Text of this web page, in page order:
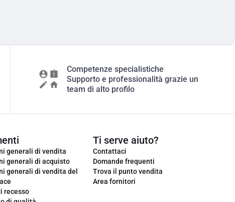
Competenze specialistiche
Supporto e professionalità grazie un
team di alto profilo
generali di vendita
generali di acquisto
generali di vendita del
recesso
Ti serve aiuto?
Contattaci
Domande frequenti
Trova il punto vendita
Area fornitori